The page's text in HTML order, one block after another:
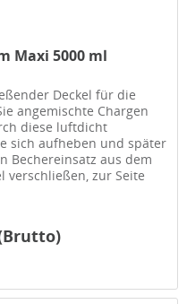
Maxi 5000 ml
Deckel für die
angemischte Chargen
diese luftdicht
sich aufheben und später
Bechereinsatz aus dem
verschließen, zur Seite